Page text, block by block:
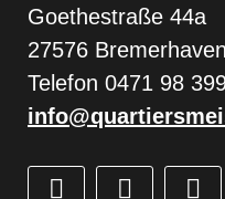
Goethestraße 44a
27576 Bremerhaven
Telefon 0471 98